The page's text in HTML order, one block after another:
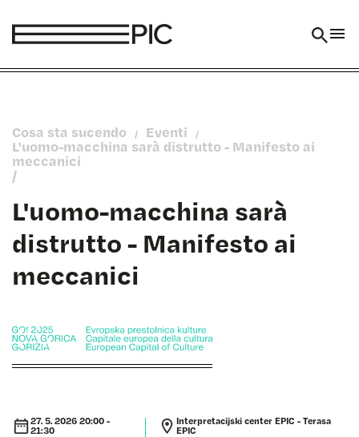
Cosa sta sucendo / Eventi /
L'uomo-macchina sarà distrutto - Manifesto ai
meccanici
/
L'uomo-macchina sarà
distrutto - Manifesto ai
meccanici
27. 5. 2026 20:00 -
21:30
Interpretacijski center EPIC - Terasa
EPIC